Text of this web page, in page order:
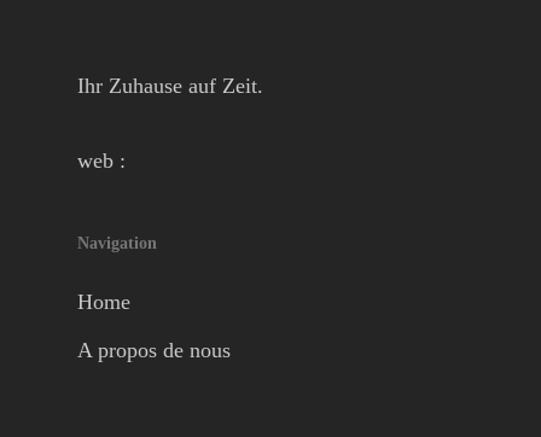
Ihr Zuhause auf Zeit.
web :
Navigation
Home
A propos de nous